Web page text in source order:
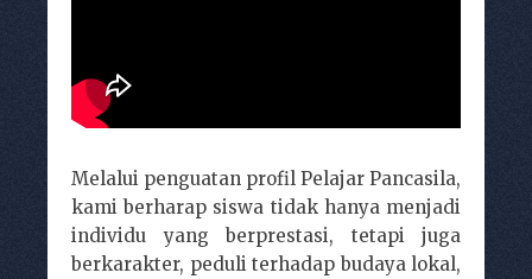
Melalui penguatan profil Pelajar Pancasila,
kami berharap siswa tidak hanya menjadi
individu yang berprestasi, tetapi juga
berkarakter, peduli terhadap budaya lokal,